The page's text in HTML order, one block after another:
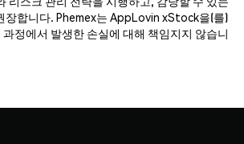
장합니다. Phemex는 AppLovin xStock을(를)
정에서 발생한 손실에 대해 책임지지 않습니